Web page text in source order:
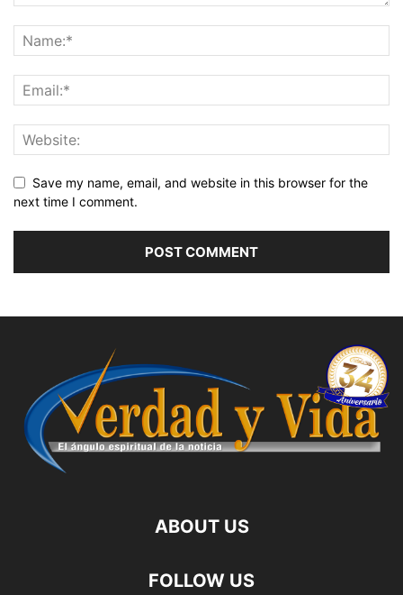
Save my name, email, and website in this browser for the
next time I comment.
ABOUT US
FOLLOW US